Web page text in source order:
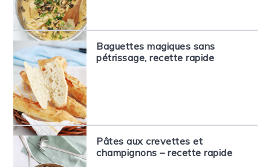
Baguettes magiques sans
pétrissage, recette rapide
Pâtes aux crevettes et
champignons – recette rapide